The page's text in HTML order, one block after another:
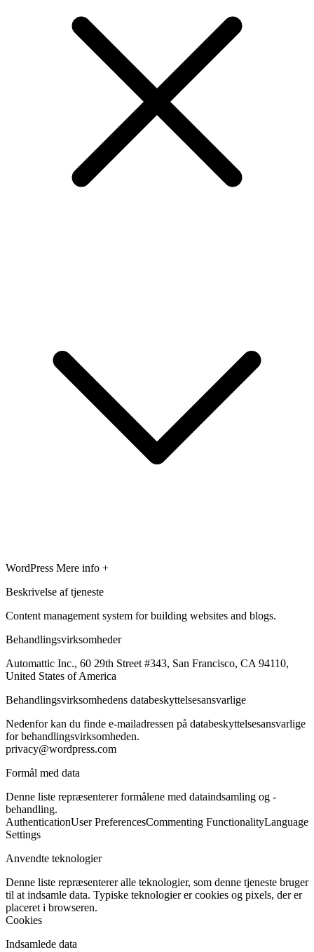
WordPress Mere info +
Beskrivelse af tjeneste
Content management system for building websites and blogs.
Behandlingsvirksomheder
Automattic Inc., 60 29th Street #343, San Francisco, CA 94110,
United States of America
Behandlingsvirksomhedens databeskyttelsesansvarlige
Nedenfor kan du finde e-mailadressen på databeskyttelsesansvarlige
for behandlingsvirksomheden.
privacy@wordpress.com
Formål med data
Denne liste repræsenterer formålene med dataindsamling og -
behandling.
AuthenticationUser PreferencesCommenting FunctionalityLanguage
Settings
Anvendte teknologier
Denne liste repræsenterer alle teknologier, som denne tjeneste bruger
til at indsamle data. Typiske teknologier er cookies og pixels, der er
placeret i browseren.
Cookies
Indsamlede data